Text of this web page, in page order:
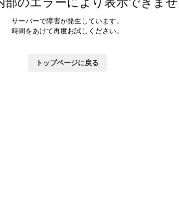
サーバーで障害が発生しています。
時間をあけて再度お試しください。
トップページに戻る